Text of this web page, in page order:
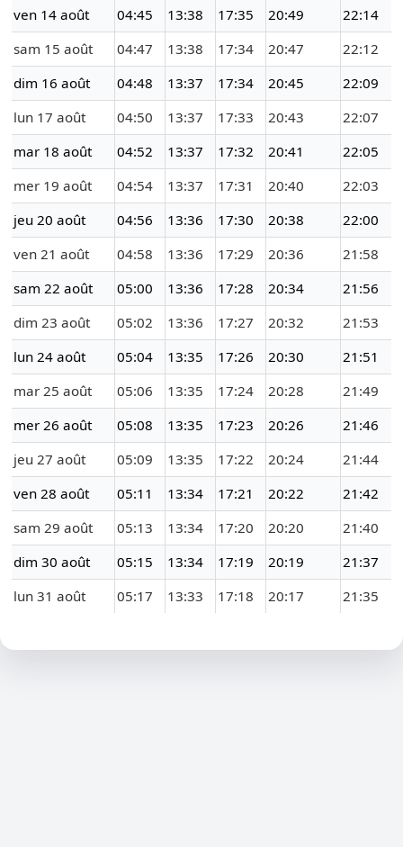
ven 14 août
04:45 13:38 17:35 20:49
22:14
sam 15 août
04:47 13:38 17:34 20:47
22:12
dim 16 août
04:48 13:37 17:34 20:45
22:09
lun 17 août
04:50 13:37 17:33 20:43
22:07
mar 18 août
04:52 13:37 17:32 20:41
22:05
mer 19 août
04:54 13:37 17:31 20:40
22:03
jeu 20 août
04:56 13:36 17:30 20:38
22:00
ven 21 août
04:58 13:36 17:29 20:36
21:58
sam 22 août
05:00 13:36 17:28 20:34
21:56
dim 23 août
05:02 13:36 17:27 20:32
21:53
lun 24 août
05:04 13:35 17:26 20:30
21:51
mar 25 août
05:06 13:35 17:24 20:28
21:49
mer 26 août
05:08 13:35 17:23 20:26
21:46
jeu 27 août
05:09 13:35 17:22 20:24
21:44
ven 28 août
05:11 13:34 17:21 20:22
21:42
sam 29 août
05:13 13:34 17:20 20:20
21:40
dim 30 août
05:15 13:34 17:19 20:19
21:37
lun 31 août
05:17 13:33 17:18 20:17 21:35